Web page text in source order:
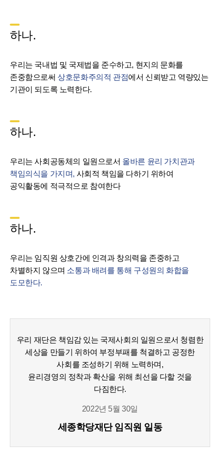
하나.
우리는 국내법 및 국제법을 준수하고, 현지의 문화를
존중함으로써상호문화주의적 관점에서 신뢰받고 역량있는
기관이 되도록 노력한다.
하나.
우리는 사회공동체의 일원으로서 올바른 윤리 가치관과
책임의식을 가지며, 사회적 책임을 다하기 위하여
공익활동에 적극적으로 참여한다
하나.
우리는 임직원 상호간에 인격과 창의력을 존중하고
차별하지 않으며 소통과 배려를 통해 구성원의 화합을
도모한다.
우리 재단은 책임감 있는 국제사회의 일원으로서 청렴한
세상을 만들기 위하여 부정부패를 척결하고 공정한
사회를 조성하기 위해 노력하며,
윤리경영의 정착과 확산을 위해 최선을 다할 것을
다짐한다.
2022년 5월 30일
세종학당재단 임직원 일동